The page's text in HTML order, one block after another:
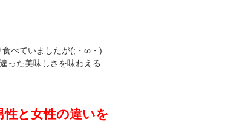
食べていましたが(;・ω・)
った美味しさを味わえる
性と女性の違いを